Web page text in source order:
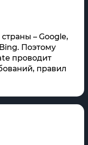
– Google,
Поэтому
проводит
правил